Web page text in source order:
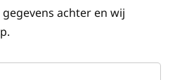
achter en wij